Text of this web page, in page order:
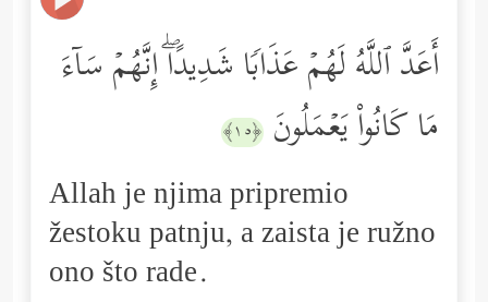
أَعَدَّ ٱللَّهُ لَهُمۡ عَذَابࣰا شَدِیدًاۖ إِنَّهُمۡ سَاۤءَ
مَا كَانُواْ یَعۡمَلُونَ ﴿١٥﴾
Allah je njima pripremio
žestoku patnju, a zaista je ružno
ono što rade.